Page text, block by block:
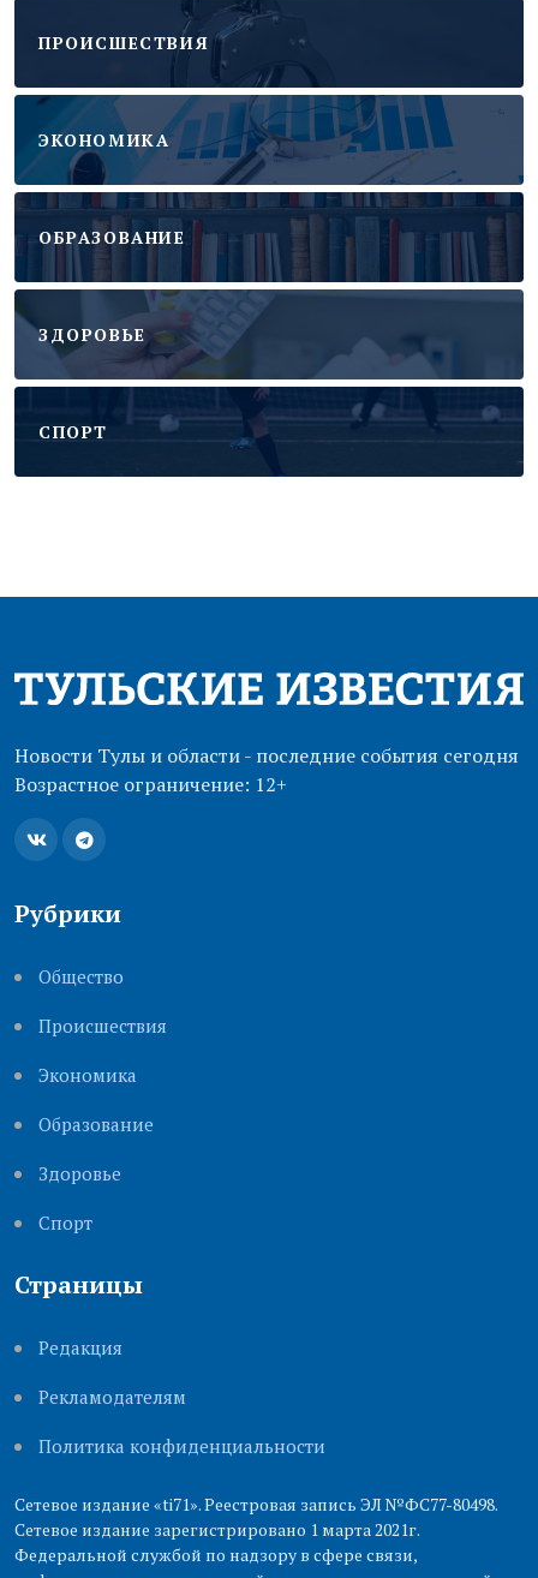
ПРОИСШЕСТВИЯ
ЭКОНОМИКА
ОБРАЗОВАНИЕ
ЗДОРОВЬЕ
CПОРТ
Новости Тулы и области - последние события сегодня
Возрастное ограничение: 12+
Рубрики
Общество
Происшествия
Экономика
Образование
Здоровье
Cпорт
Страницы
Редакция
Рекламодателям
Политика конфиденциальности
Сетевое издание «ti71». Реестровая запись ЭЛ №ФС77-80498.
Сетевое издание зарегистрировано 1 марта 2021г.
Федеральной службой по надзору в сфере связи,